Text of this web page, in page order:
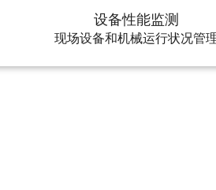
设备性能监测
现场设备和机械运行状况管